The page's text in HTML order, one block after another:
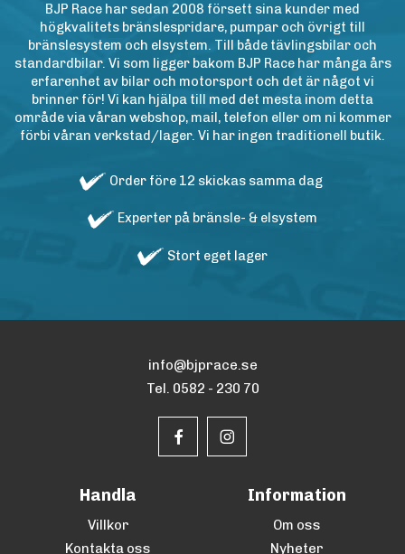
BJP Race har sedan 2008 försett sina kunder med
högkvalitets bränslespridare, pumpar och övrigt till
bränslesystem och elsystem. Till både tävlingsbilar och
standardbilar. Vi som ligger bakom BJP Race har många års
erfarenhet av bilar och motorsport och det är något vi
brinner för! Vi kan hjälpa till med det mesta inom detta
område via våran webshop, mail, telefon eller om ni kommer
förbi våran verkstad/lager. Vi har ingen traditionell butik.
Order före 12 skickas samma dag
Experter på bränsle- & elsystem
Stort eget lager
info@bjprace.se
Tel. 0582 - 230 70
Handla
Villkor
Kontakta oss
Information
Om oss
Nyheter